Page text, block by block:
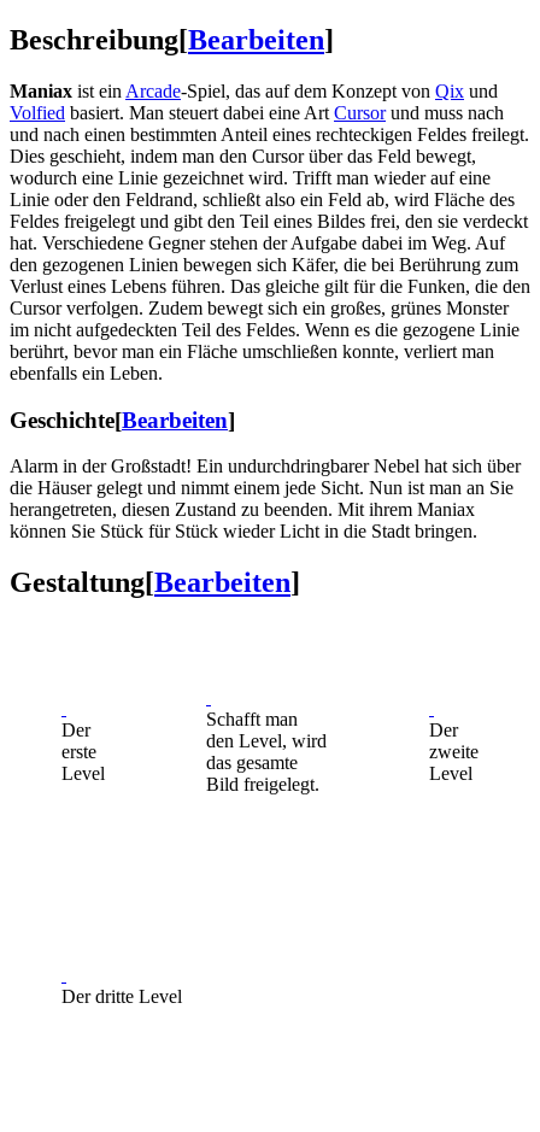
Beschreibung[Bearbeiten]
Maniax ist ein Arcade-Spiel, das auf dem Konzept von Qix und
Volfied basiert. Man steuert dabei eine Art Cursorund muss nach
und nach einen bestimmten Anteil eines rechteckigen Feldes freilegt.
Dies geschieht, indem man den Cursor über das Feld bewegt,
wodurch eine Linie gezeichnet wird. Trifft man wieder auf eine
Linie oder den Feldrand, schließt also ein Feld ab, wird Fläche des
Feldes freigelegt und gibt den Teil eines Bildes frei, den sie verdeckt
hat. Verschiedene Gegner stehen der Aufgabe dabei im Weg. Auf
den gezogenen Linien bewegen sich Käfer, die bei Berührung zum
Verlust eines Lebens führen. Das gleiche gilt für die Funken, die den
Cursor verfolgen. Zudem bewegt sich ein großes, grünes Monster
im nicht aufgedeckten Teil des Feldes. Wenn es die gezogene Linie
berührt, bevor man ein Fläche umschließen konnte, verliert man
ebenfalls ein Leben.
Geschichte[Bearbeiten]
Alarm in der Großstadt! Ein undurchdringbarer Nebel hat sich über
die Häuser gelegt und nimmt einem jede Sicht. Nun ist man an Sie
herangetreten, diesen Zustand zu beenden. Mit ihrem Maniax
können Sie Stück für Stück wieder Licht in die Stadt bringen.
Gestaltung[Bearbeiten]
Der
erste
Level
Schafft man
den Level, wird
das gesamte
Bild freigelegt.
Der
zweite
Level
Der dritte Level